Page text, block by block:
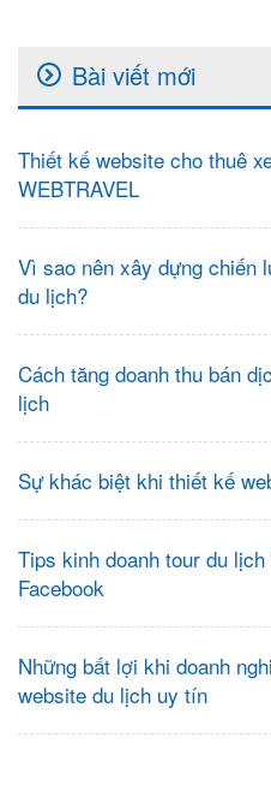
Bài viết mới
Thiết kế website cho thuê
WEBTRAVEL
Vì sao nên xây dựng chiến
du lịch?
Cách tăng doanh thu bán
lịch
Sự khác biệt khi thiết kế
Tips kinh doanh tour du
Facebook
Những bất lợi khi doanh
website du lịch uy tín